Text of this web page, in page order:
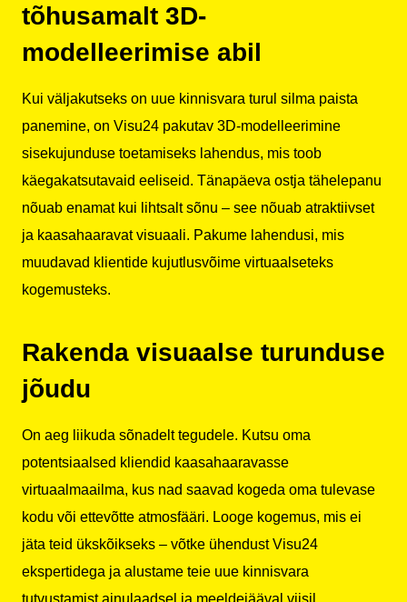
tõhusamalt 3D-
modelleerimise abil
Kui väljakutseks on uue kinnisvara turul silma paista
panemine, on Visu24 pakutav 3D-modelleerimine
sisekujunduse toetamiseks lahendus, mis toob
käegakatsutavaid eeliseid. Tänapäeva ostja tähelepanu
nõuab enamat kui lihtsalt sõnu – see nõuab atraktiivset
ja kaasahaaravat visuaali. Pakume lahendusi, mis
muudavad klientide kujutlusvõime virtuaalseteks
kogemusteks.
Rakenda visuaalse turunduse
jõudu
On aeg liikuda sõnadelt tegudele. Kutsu oma
potentsiaalsed kliendid kaasahaaravasse
virtuaalmaailma, kus nad saavad kogeda oma tulevase
kodu või ettevõtte atmosfääri. Looge kogemus, mis ei
jäta teid ükskõikseks – võtke ühendust Visu24
ekspertidega ja alustame teie uue kinnisvara
tutvustamist ainulaadsel ja meeldejääval viisil.